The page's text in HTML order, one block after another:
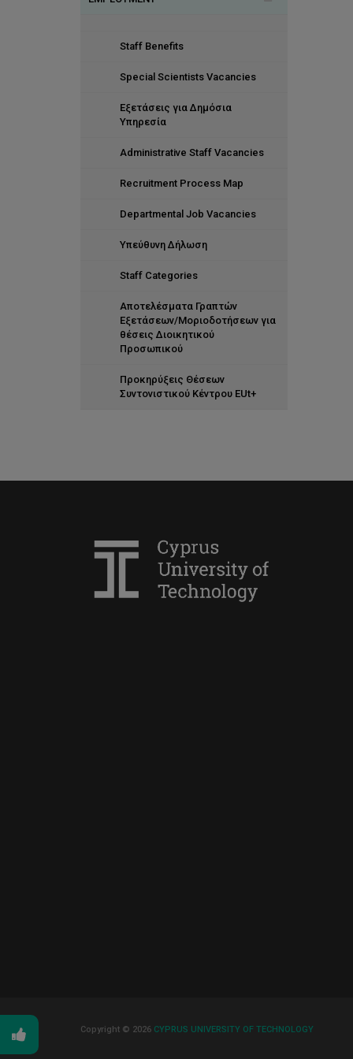
Staff by numbers
Staff Benefits
Special Scientists Vacancies
Εξετάσεις για Δημόσια
Υπηρεσία
Administrative Staff Vacancies
Recruitment Process Map
Departmental Job Vacancies
Υπεύθυνη Δήλωση
Staff Categories
Αποτελέσματα Γραπτών
Εξετάσεων/Μοριοδοτήσεων για
θέσεις Διοικητικού
Προσωπικού
Προκηρύξεις Θέσεων
Συντονιστικού Κέντρου EUt+
Copyright © 2026 CYPRUS UNIVERSITY OF TECHNOLOGY